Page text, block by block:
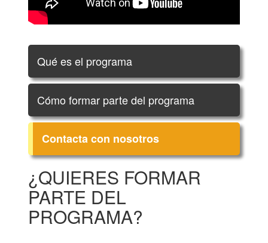
Qué es el programa
Cómo formar parte del programa
Contacta con nosotros
¿QUIERES FORMAR
PARTE DEL
PROGRAMA?